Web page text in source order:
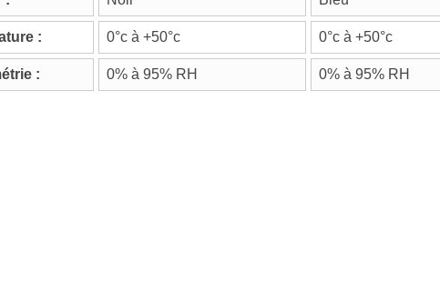
: 0°c à +50°c 0°c à +50°c
: 0% à 95% RH 0% à 95% RH